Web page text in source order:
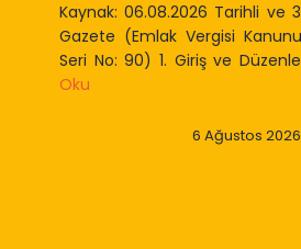
Kaynak: 06.08.2026 Tarihli ve
Gazete (Emlak Vergisi
Seri No: 90) 1. Giriş ve
Oku
6 Ağustos 2026